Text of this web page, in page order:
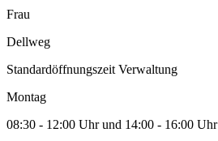
Frau
Dellweg
Standardöffnungszeit Verwaltung
Montag
08:30 - 12:00 Uhr und 14:00 - 16:00 Uhr